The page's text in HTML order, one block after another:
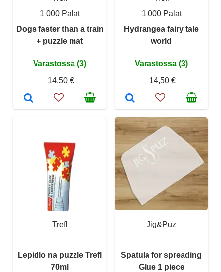
1 000 Palat
Dogs faster than a train
+ puzzle mat
Varastossa (3)
14,50 €
1 000 Palat
Hydrangea fairy tale
world
Varastossa (3)
14,50 €
Trefl
Lepidlo na puzzle Trefl
70ml
Jig&Puz
Spatula for spreading
Glue 1 piece